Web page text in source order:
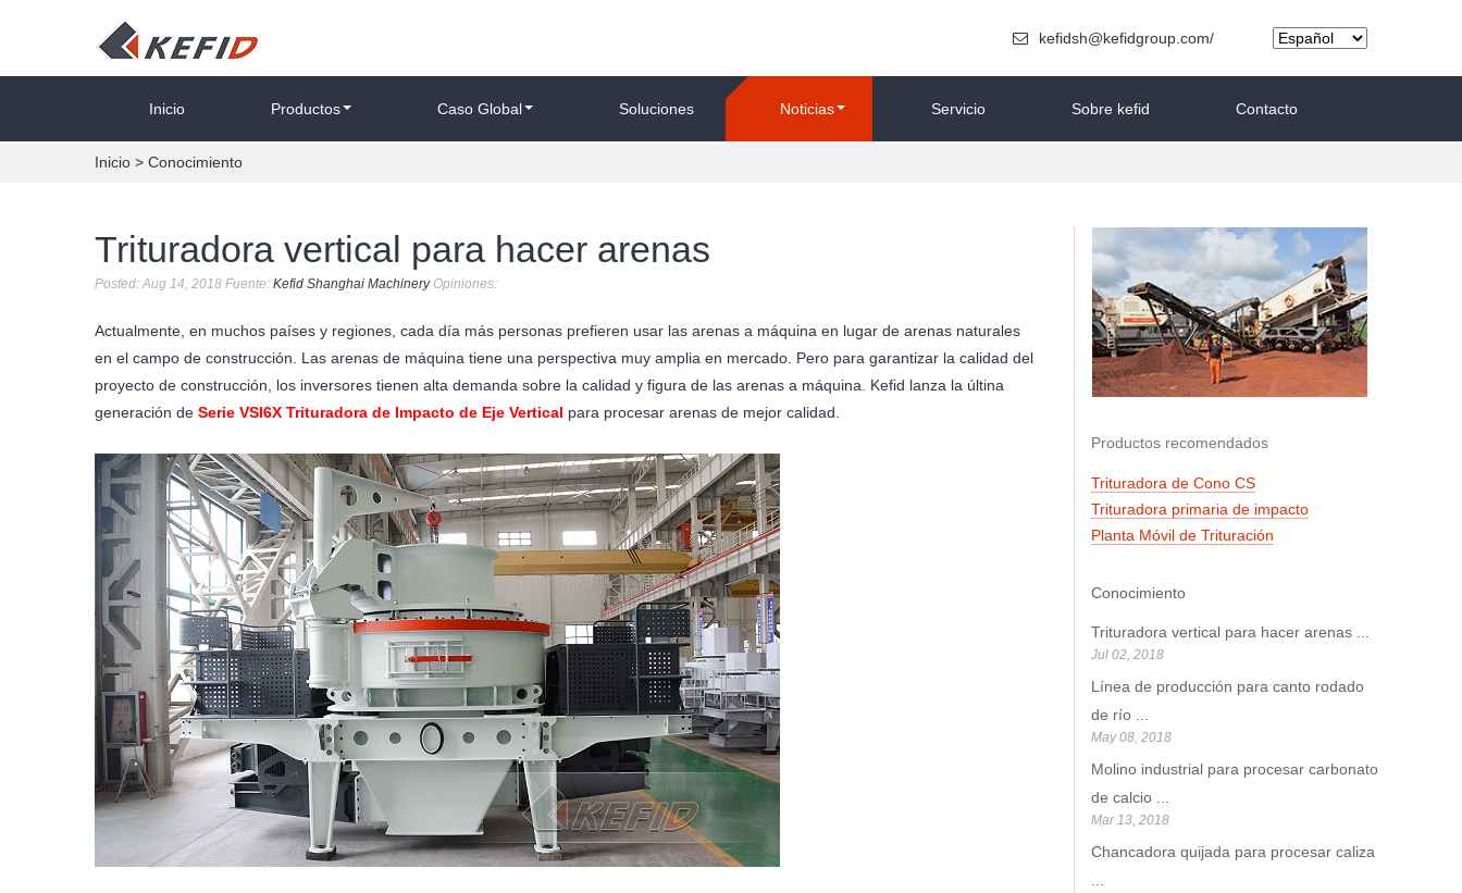
kefidsh@kefidgroup.com/
Inicio Productos Caso Global Soluciones Noticias Servicio Sobre kefid Contacto
Inicio > Conocimiento
Trituradora vertical para hacer arenas
Posted: Aug 14, 2018 Fuente: Kefid Shanghai MachineryOpiniones:
Actualmente, en muchos países y regiones, cada día más personas prefieren usar las arenas a máquina en lugar de arenas naturales
en el campo de construcción. Las arenas de máquina tiene una perspectiva muy amplia en mercado. Pero para garantizar la calidad del
proyecto de construcción, los inversores tienen alta demanda sobre la calidad y figura de las arenas a máquina. Kefid lanza la últina
generación de Serie VSI6X Trituradora de Impacto de Eje Vertical para procesar arenas de mejor calidad.
Productos recomendados
Trituradora de Cono CS
Trituradora primaria de impacto
Planta Móvil de Trituración
Conocimiento
Trituradora vertical para hacer arenas
Jul 02, 2018
Línea de producción para canto rodado
de río
May 08, 2018
Molino industrial para procesar carbonato
de calcio
Mar 13, 2018
Chancadora quijada para procesar caliza